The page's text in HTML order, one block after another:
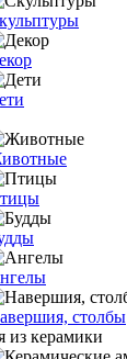
столбы
из керамики